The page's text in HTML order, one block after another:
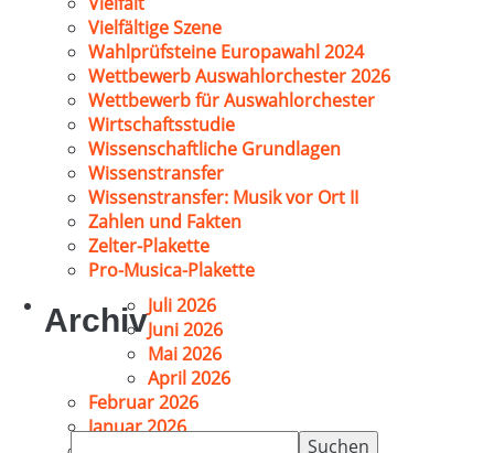
Vielfältige Szene
Wahlprüfsteine Europawahl 2024
Wettbewerb Auswahlorchester 2026
Wettbewerb für Auswahlorchester
Wirtschaftsstudie
Wissenschaftliche Grundlagen
Wissenstransfer
Wissenstransfer: Musik vor Ort II
Zahlen und Fakten
Zelter-Plakette
Pro-Musica-Plakette
ArchivJuli 2026
Juni 2026
Mai 2026
April 2026
Februar 2026
Januar 2026